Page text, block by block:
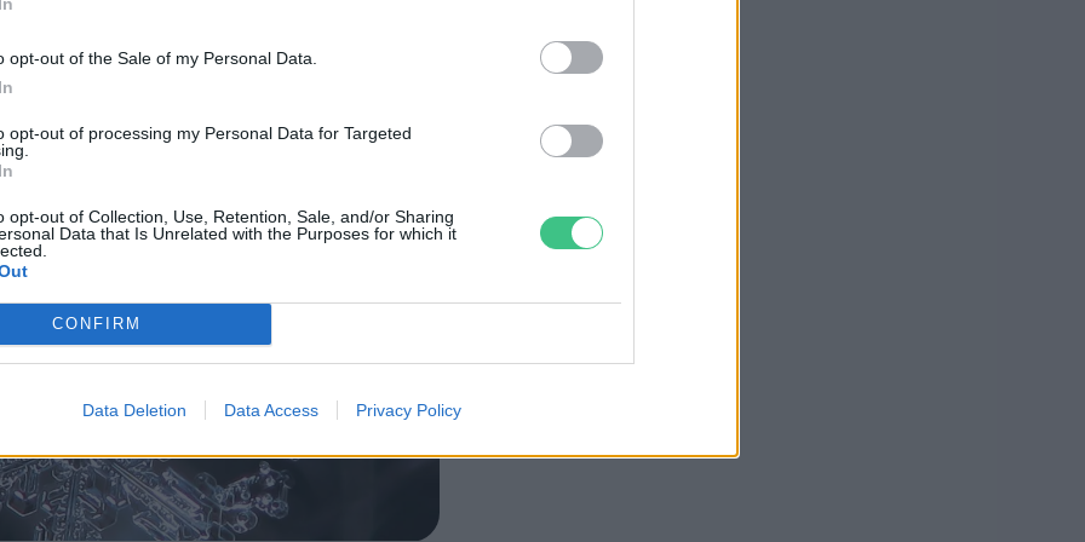
opt-out of the Sale of my Personal Data.
opt-out of processing my Personal Data for Targeted
opt-out of Collection, Use, Retention, Sale, and/or Sharing
Data that Is Unrelated with the Purposes for which it
CONFIRM
Data Deletion Data Access Privacy Policy
aki tudományos problémaként
.